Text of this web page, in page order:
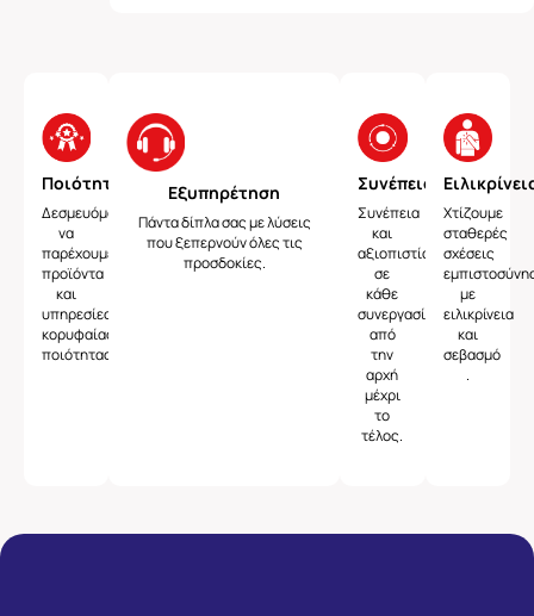
Ποιότητα
Δεσμευόμαστε
να
παρέχουμε
προϊόντα
και
υπηρεσίες
κορυφαίας
ποιότητας.
Εξυπηρέτηση
Πάντα δίπλα σας με λύσεις
που ξεπερνούν όλες τις
προσδοκίες.
Συνέπεια
Συνέπεια
και
αξιοπιστία
σε
κάθε
συνεργασία,
από
την
αρχή
μέχρι
το
τέλος.
Χτίζουμε
σταθερές
σχέσεις
με
ειλικρίνεια
και
σεβασμό
.